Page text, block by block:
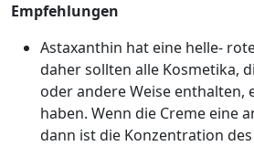
Empfehlungen
Astaxanthin hat eine helle-
daher sollten alle Kosmetika,
oder andere Weise enthalten,
haben. Wenn die Creme eine
dann ist die Konzentration